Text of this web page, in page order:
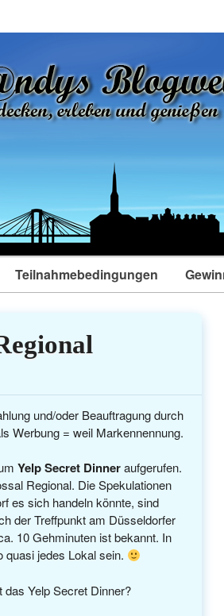
Teilnahmebedingungen
und/oder Beauftragung durch
Werbung = weil Markennennung.
Yelp Secret Dinneraufgerufen.
Regional. Die Spekulationen
es sich handeln könnte, sind
der Treffpunkt am Düsseldorfer
10 Gehminuten ist bekannt. In
jedes Lokal sein.
das Yelp Secret Dinner?